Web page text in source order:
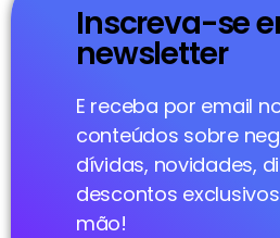
Inscreva-se
newsletter
E receba por email
conteúdos sobre
dívidas, novidades,
descontos
mão!